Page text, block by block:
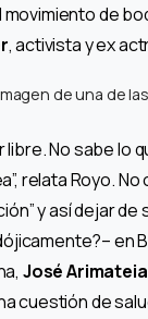
movimiento de
, activista y ex
de una de
No sabe lo
relata Royo.
y así dejar de
en
José
cuestión de